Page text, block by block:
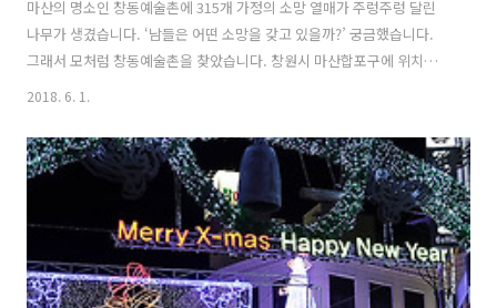
마산의 명소인 창동예술촌에 315개 가정의 소망 열매가 주렁주렁 달린
나무가 생겼습니다. ‘남들은 어떤 소망을 갖고 있을까?’ 궁금했습니다.
그래서 모처럼 창동예술촌을 찾았습니다. 창원시 마산합포구에 위치한
창동 예술촌은 예술을 통한 도시재생으로 유명한 곳입니다. 가족나들이
도 불구하고, 오가는 이들이 제법 많습니다. 창동예술촌이 조성된 이후
찾는 이들이 확실히 많이 늘었습니다. 먼저 문신 미술골목을 둘러보기로
했습니다. 북마산 방향에서 내려오면 첫 번째 골목입니다. 315가족나무
는 문신미술골목 위쪽에 있습니다. ▼ 다양한 모습의 문신미술 골목 문신
미술 골목 입구에는 ‘315 희망나무’가 있습니다. 지난해 설치했죠. 실제
로 살아있는 나..
2018. 6. 1.